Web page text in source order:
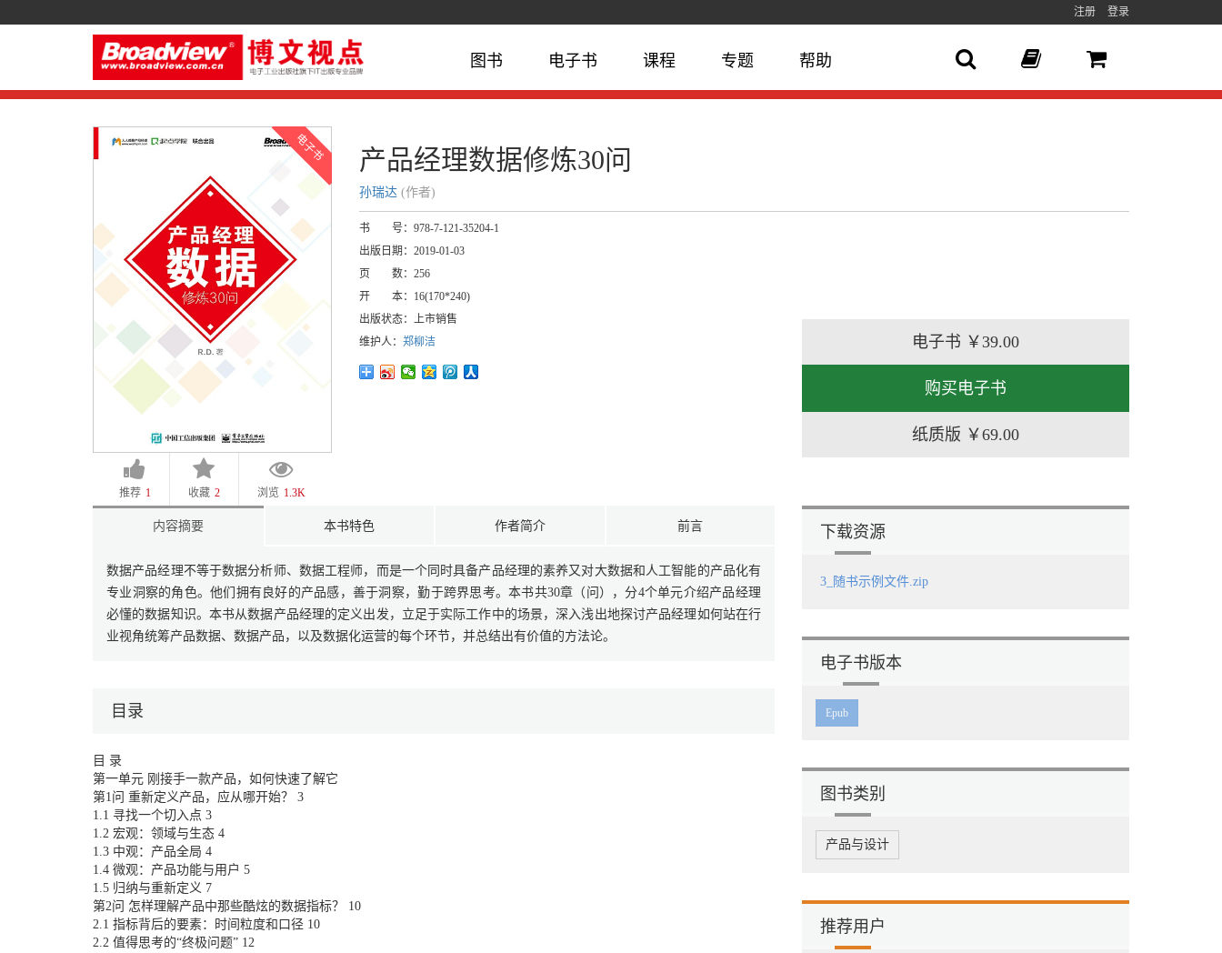
注册 登录
图书 电子书 课程 专题 帮助
推荐 1 收藏 2 浏览 1.3K
产品经理数据修炼30问
孙瑞达(作者)
书 号： 978-7-121-35204-1
出版日期： 2019-01-03
页 数： 256
开 本：
16(170*240)
出版状态： 上市销售
维护人： 郑柳洁 电子书 ￥39.00
购买电子书
纸质版 ￥69.00
内容摘要 本书特色 作者简介 前言
数据产品经理不等于数据分析师、数据工程师，而是一个同时具备产品经理的素养又对大数据和人工智能的产品化有
专业洞察的角色。他们拥有良好的产品感，善于洞察，勤于跨界思考。本书共30章（问），分4个单元介绍产品经理
必懂的数据知识。本书从数据产品经理的定义出发，立足于实际工作中的场景，深入浅出地探讨产品经理如何站在行
业视角统筹产品数据、数据产品，以及数据化运营的每个环节，并总结出有价值的方法论。
目录
目 录
第一单元 刚接手一款产品，如何快速了解它
第1问 重新定义产品，应从哪开始？ 3
1.1 寻找一个切入点 3
1.2 宏观：领域与生态 4
1.3 中观：产品全局 4
1.4 微观：产品功能与用户 5
1.5 归纳与重新定义 7
第2问 怎样理解产品中那些酷炫的数据指标？ 10
2.1 指标背后的要素：时间粒度和口径 10
2.2 值得思考的“终极问题” 12
下载资源
3_随书示例文件.zip
电子书版本
Epub
图书类别
产品与设计
推荐用户